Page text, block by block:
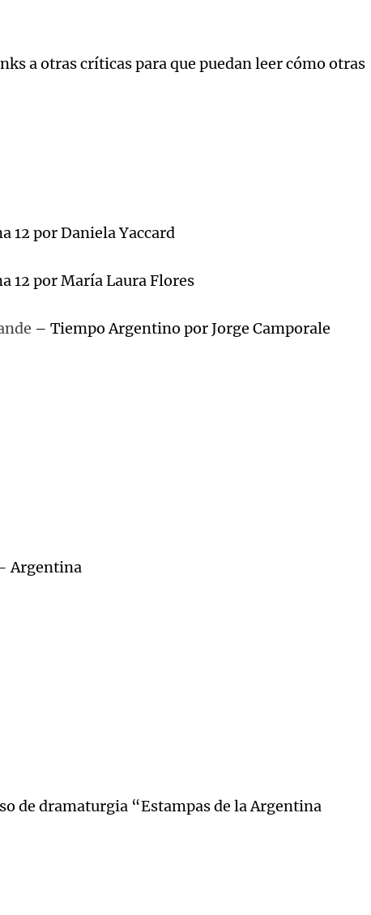
a otras críticas para que puedan leer cómo otras
12 por Daniela Yaccard
12 por María Laura Flores
– Tiempo Argentino por Jorge Camporale
Argentina
de dramaturgia “Estampas de la Argentina